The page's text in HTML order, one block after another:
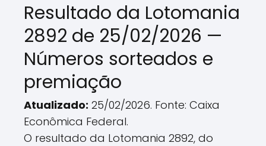
Resultado da Lotomania
2892 de 25/02/2026 —
Números sorteados e
premiação
Atualizado: 25/02/2026. Fonte: Caixa
Econômica Federal.
O resultado da Lotomania 2892, do